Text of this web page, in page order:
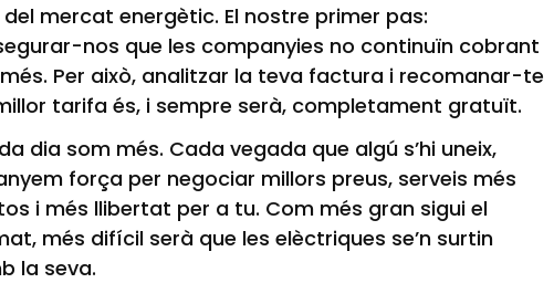
mercat energètic. El nostre primer pas:
nos que les companyies no continuïn cobrant
Per això, analitzar la teva factura i recomanar-te
tarifa és, i sempre serà, completament gratuït.
dia som més. Cada vegada que algú s’hi uneix,
força per negociar millors preus, serveis més
i més llibertat per a tu. Com més gran sigui el
més difícil serà que les elèctriques se’n surtin
la seva.